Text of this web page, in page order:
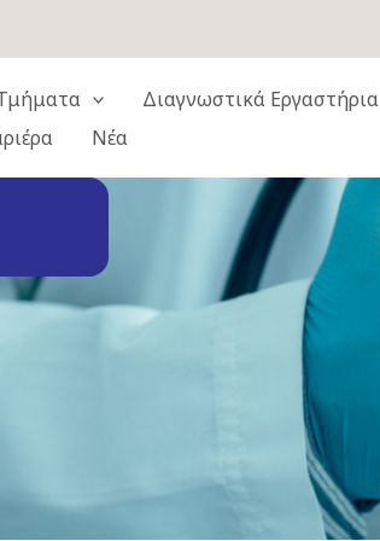
Διαγνωστικά Εργαστήρια
Νέα